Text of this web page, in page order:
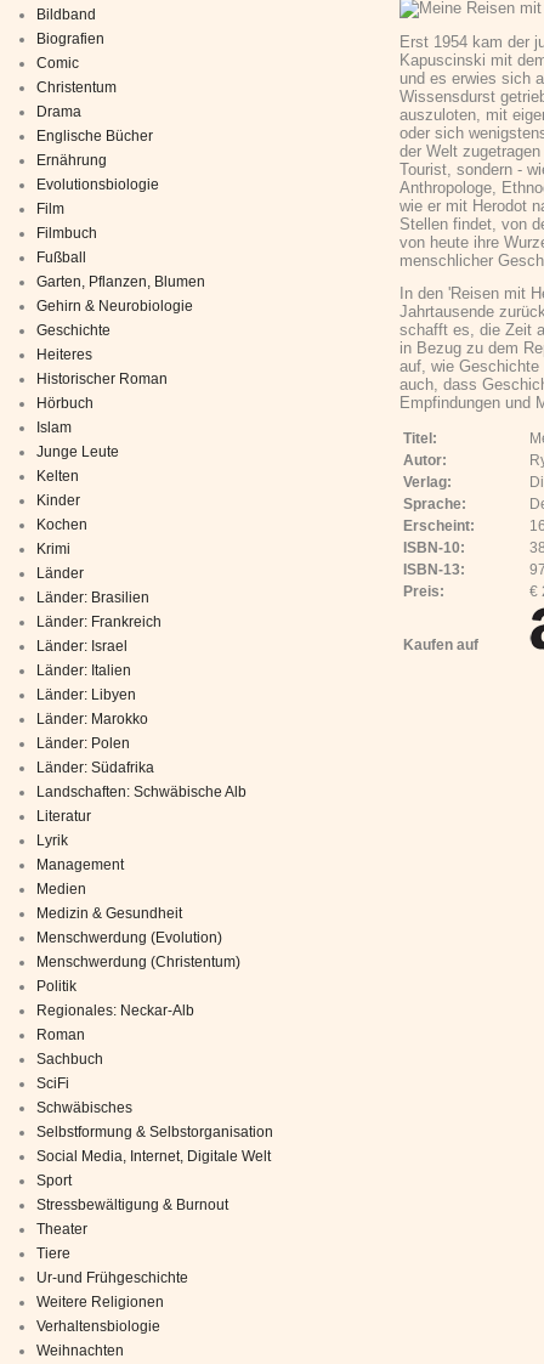
Bildband
Biografien
Comic
Christentum
Drama
Englische Bücher
Ernährung
Evolutionsbiologie
Film
Filmbuch
Fußball
Garten, Pflanzen, Blumen
Gehirn & Neurobiologie
Geschichte
Heiteres
Historischer Roman
Hörbuch
Islam
Junge Leute
Kelten
Kinder
Kochen
Krimi
Länder
Länder: Brasilien
Länder: Frankreich
Länder: Israel
Länder: Italien
Länder: Libyen
Länder: Marokko
Länder: Polen
Länder: Südafrika
Landschaften: Schwäbische Alb
Literatur
Lyrik
Management
Medien
Medizin & Gesundheit
Menschwerdung (Evolution)
Menschwerdung (Christentum)
Politik
Regionales: Neckar-Alb
Roman
Sachbuch
SciFi
Schwäbisches
Selbstformung & Selbstorganisation
Social Media, Internet, Digitale Welt
Sport
Stressbewältigung & Burnout
Theater
Tiere
Ur-und Frühgeschichte
Weitere Religionen
Verhaltensbiologie
Weihnachten
Erst 1954 kam der
Kapuscinski mit
und es erwies sich
Wissensdurst
auszuloten, mit
oder sich
der Welt
Tourist, sondern -
Anthropologe,
wie er mit Herodot
Stellen findet, von
von heute ihre
menschlicher
In den 'Reisen mit
Jahrtausende
schafft es, die Zeit
in Bezug zu dem
auf, wie
auch, dass
Empfindungen und
Titel:
Autor:
Verlag:
Sprache:
Erscheint:
ISBN-10:
ISBN-13:
Preis:
€
Kaufen auf